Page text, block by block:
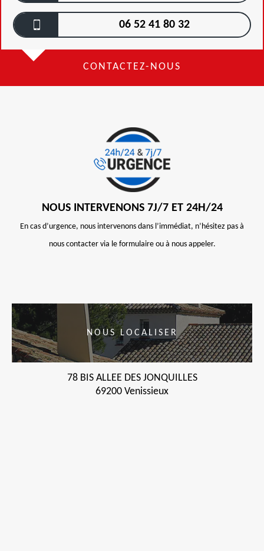
06 52 41 80 32
CONTACTEZ-NOUS
NOUS INTERVENONS 7J/7 ET 24H/24
En cas d’urgence, nous intervenons dans l’immédiat, n’hésitez pas à
nous contacter via le formulaire ou à nous appeler.
NOUS LOCALISER
78 BIS ALLEE DES JONQUILLES
69200 Venissieux